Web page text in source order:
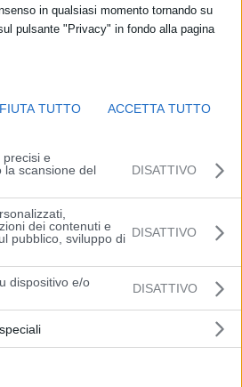
in qualsiasi momento tornando su
pulsante "Privacy" in fondo alla pagina
TUTTO ACCETTA TUTTO
precisi e
la scansione del
DISATTIVO
dei contenuti e
pubblico, sviluppo di DISATTIVO
dispositivo e/o
DISATTIVO
ma nella serata aumento della
dove non si escludono piogge
appenninica. Temperature minime
a disporsi dai quadranti orientali dal
Articolo successivo
PD: “Vicinanza ai lavoratori
di Ondulati Maranello. Non